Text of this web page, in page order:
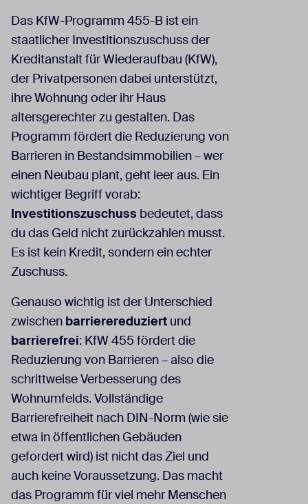
Das KfW-Programm 455-B ist ein
staatlicher Investitionszuschuss der
Kreditanstalt für Wiederaufbau (KfW),
der Privatpersonen dabei unterstützt,
ihre Wohnung oder ihr Haus
altersgerechter zu gestalten. Das
Programm fördert die Reduzierung von
Barrieren in Bestandsimmobilien – wer
einen Neubau plant, geht leer aus. Ein
wichtiger Begriff vorab:
Investitionszuschuss bedeutet, dass
du das Geld nicht zurückzahlen musst.
Es ist kein Kredit, sondern ein echter
Zuschuss.
Genauso wichtig ist der Unterschied
zwischen barrierereduziert und
barrierefrei: KfW 455 fördert die
Reduzierung von Barrieren – also die
schrittweise Verbesserung des
Wohnumfelds. Vollständige
Barrierefreiheit nach DIN-Norm (wie sie
etwa in öffentlichen Gebäuden
gefordert wird) ist nicht das Ziel und
auch keine Voraussetzung. Das macht
das Programm für viel mehr Menschen